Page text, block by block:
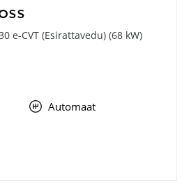
e-CVT (Esirattavedu) (68 kW)
Automaat